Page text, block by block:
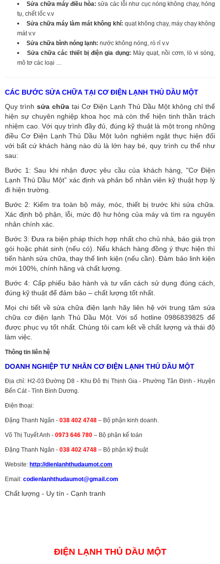
Sửa chữa máy điều hòa: sửa các lỗi như cục nóng không chạy, hỏng
tụ, chết lốc v.v
Sửa chữa máy làm mát không khí: quạt không chạy, máy chạy không
mát v.v
Sửa chữa bình nóng lạnh: nước không nóng, rò rỉ v.v
Sửa chữa các thiết bị điện gia dụng: Máy quạt, nồi cơm, lò vi sóng,
mô tơ các loại …
CÁC BƯỚC SỬA CHỮA TẠI CƠ ĐIỆN LẠNH THỦ DẦU MỘT
Quy trình sửa chữa tại Cơ Điện Lạnh Thủ Dầu Một không chỉ thể
hiện sự chuyên nghiệp khoa học mà còn thể hiện tinh thần trách
nhiệm cao. Với quy trình đầy đủ, đúng kỹ thuật là một trong những
điều Cơ Điện Lạnh Thủ Dầu Một luôn nghiêm ngặt thực hiện đối
với bất cứ khách hàng nào dù là lớn hay bé, quy trình cụ thể như
sau:
Bước 1: Sau khi nhận được yêu cầu của khách hàng, "Cơ Điện
Lạnh Thủ Dầu Một” xác định và phân bổ nhân viên kỹ thuật hợp lý
đi hiện trường.
Bước 2: Kiểm tra toàn bộ máy, móc, thiết bị trước khi sửa chữa.
Xác định bộ phận, lỗi, mức độ hư hỏng của máy và tìm ra nguyên
nhân chính xác.
Bước 3: Đưa ra biện pháp thích hợp nhất cho chủ nhà, báo giá trọn
gói hoặc phát sinh (nếu có). Nếu khách hàng đồng ý thực hiện thì
tiến hành sửa chữa, thay thế linh kiện (nếu cần). Đảm bảo linh kiện
mới 100%, chính hãng và chất lượng.
Bước 4: Cấp phiếu bảo hành và tư vấn cách sử dụng đúng cách,
đúng kỹ thuật để đảm bảo – chất lượng tốt nhất.
Mọi chi tiết về sửa chữa điện lạnh hãy liên hệ với trung tâm sửa
chữa cơ điện lạnh Thủ Dầu Một. Với số hotline 0986839825 để
được phục vụ tốt nhất. Chúng tôi cam kết về chất lượng và thái độ
làm việc.
Thông tin liên hệ
DOANH NGHIỆP TƯ NHÂN CƠ ĐIỆN LẠNH THỦ DẦU MỘT
Địa chỉ: H2-03 Đường D8 - Khu Đô thị Thịnh Gia - Phường Tân Định - Huyện
Bến Cát - Tỉnh Bình Dương.
Điện thoại:
Đặng Thanh Ngân - 038 402 4748 – Bộ phận kinh doanh.
Võ Thị Tuyết Anh - 0973 646 780 – Bộ phận kế toán
Đặng Thanh Ngân - 038 402 4748 – Bộ phận kỹ thuật
Website: http://dienlanhthudaumot.com
Email: codienlanhthudaumot@gmail.com
Chất lượng - Uy tín - Cạnh tranh
ĐIỆN LẠNH THỦ DẦU MỘT